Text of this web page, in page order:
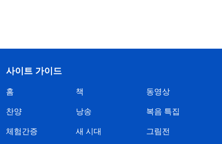
사이트 가이드
홈 책 동영상
찬양 낭송 복음 특집
체험간증 새 시대 그림전